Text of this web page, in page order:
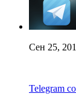
Сен 25,
Telegram